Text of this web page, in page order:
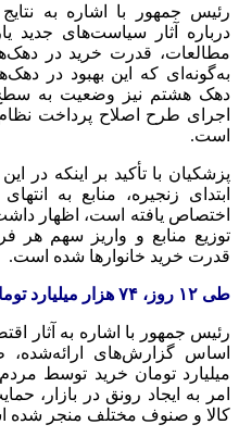
رئیس جمهور با اشاره به
درباره آثار سیاست‌های جدید
مطالعات، قدرت خرید در
به‌گونه‌ای که این بهبود در
دهک هشتم نیز وضعیت به
اجرای طرح اصلاح پرداخت نظام
است.
پزشکیان با تأکید بر اینکه در
ابتدای زنجیره، منابع به
اختصاص یافته است، اظهار
توزیع منابع و واریز سهم
قدرت خرید خانوارها شده است.
طی ۱۲ روز، ۷۴ هزار میلیارد تومان خرید در بازار انجام شده است
رئیس جمهور با اشاره به آثار
میلیارد تومان خرید توسط
امر به ایجاد رونق در بازار،
کالا و صنوف مختلف منجر شده